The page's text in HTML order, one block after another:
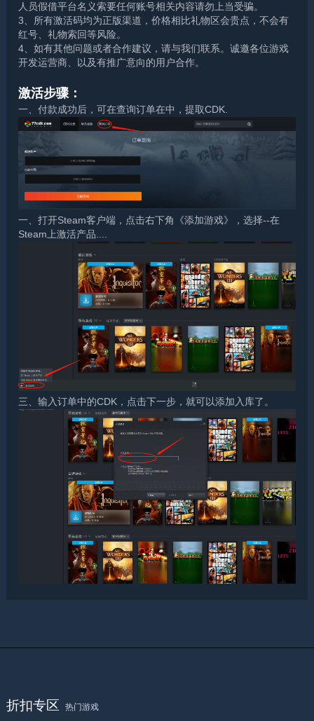
人员假借平台名义索要任何账号相关内容请勿上当受骗。
3、所有激活码均为正版渠道，价格相比礼物区会贵点，不会有
红号、礼物索回等风险。
4、如有其他问题或者合作建议，请与我们联系。诚邀各位游戏
开发运营商、以及有推广意向的用户合作。
激活步骤：
一、付款成功后，可在查询订单在中，提取CDK.
一、打开Steam客户端，点击右下角《添加游戏》，选择--在
Steam上激活产品....
三、输入订单中的CDK，点击下一步，就可以添加入库了。
折扣专区 热门游戏